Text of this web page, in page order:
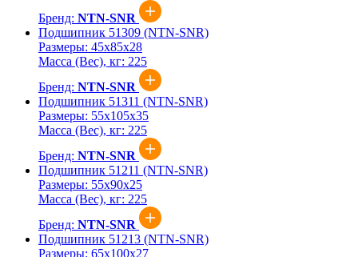
Бренд: NTN-SNR
Подшипник 51309 (NTN-SNR)
Размеры: 45x85x28
Масса (Вес), кг: 225
Бренд: NTN-SNR
Подшипник 51311 (NTN-SNR)
Размеры: 55x105x35
Масса (Вес), кг: 225
Бренд: NTN-SNR
Подшипник 51211 (NTN-SNR)
Размеры: 55x90x25
Масса (Вес), кг: 225
Бренд: NTN-SNR
Подшипник 51213 (NTN-SNR)
Размеры: 65x100x27